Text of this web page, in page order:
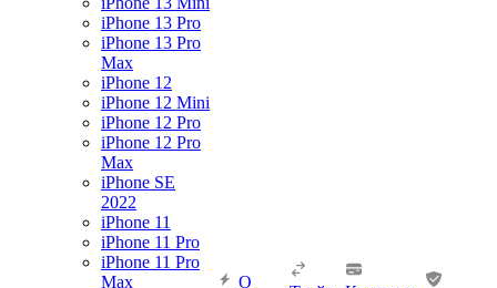
iPhone 13 Pro
iPhone 13 Pro
Max
iPhone 12
iPhone 12 Mini
iPhone 12 Pro
iPhone 12 Pro
Max
iPhone SE
2022
iPhone 11
iPhone 11 Pro
iPhone 11 Pro
Max
О